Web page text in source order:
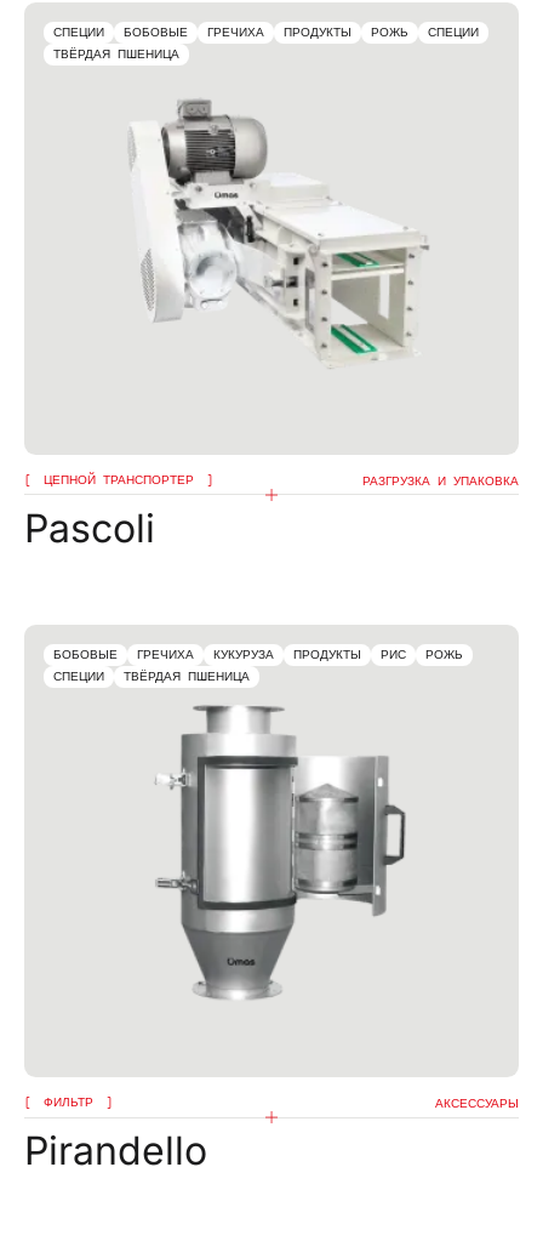
СПЕЦИИ БОБОВЫЕ ГРЕЧИХА ПРОДУКТЫ РОЖЬ
СПЕЦИИ
ТВЁРДАЯ ПШЕНИЦА
ЦЕПНОЙ ТРАНСПОРТЕР РАЗГРУЗКА И УПАКОВКА
Pascoli
БОБОВЫЕ ГРЕЧИХА КУКУРУЗА ПРОДУКТЫ РИС
РОЖЬ
СПЕЦИИ
ТВЁРДАЯ ПШЕНИЦА
ФИЛЬТР АКСЕССУАРЫ
Pirandello